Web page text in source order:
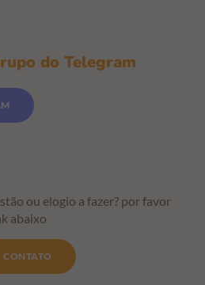
do Telegram
ou elogio a fazer? por favor
abaixo
CONTATO